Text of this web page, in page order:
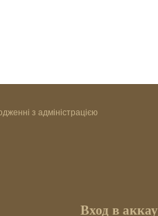
з адміністрацією
Вход в